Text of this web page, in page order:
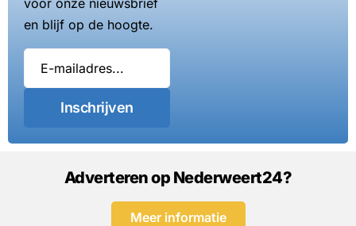
en blijf op de hoogte.
Inschrijven
Adverteren op Nederweert24?
Meer informatie